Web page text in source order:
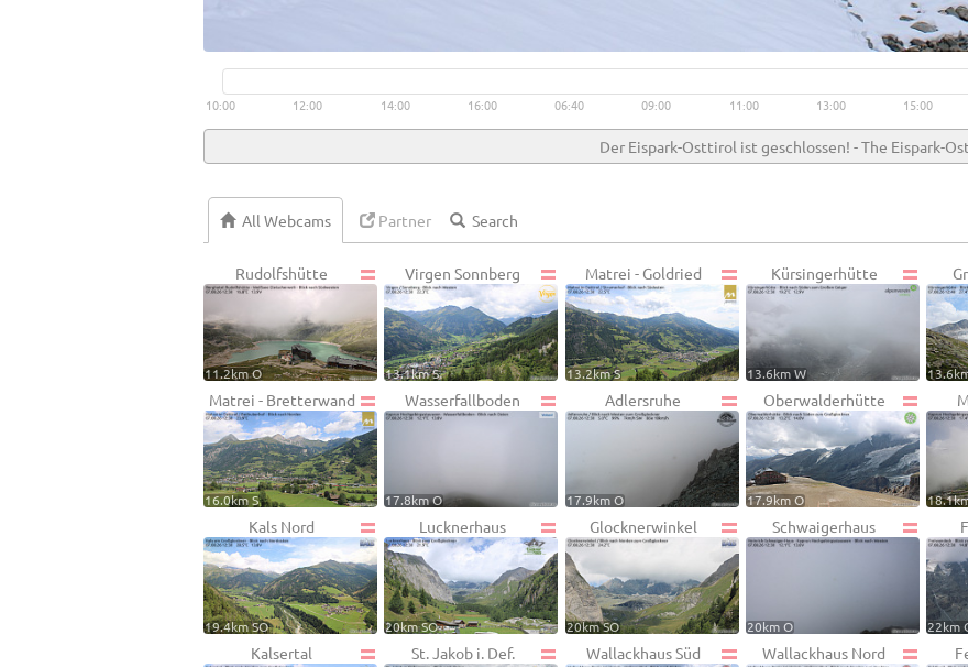
Live video available → View
10:00 12:00 14:00 16:00 06:40 09:00 11:00 13:00 15:00
Der Eispark-Osttirol ist geschlossen! - The Eispark-
All Webcams Partner
Rudolfshütte
11.2km O
Virgen Sonnberg
13.1km S
Matrei - Goldried
13.2km S
Kürsingerhütte
13.6km W
Matrei - Bretterwand
16.0km S
Wasserfallboden
17.8km O
Adlersruhe
17.9km O
Oberwalderhütte
17.9km O
Kals Nord
19.4km SO
Lucknerhaus
20km SO
Glocknerwinkel
20km SO
Schwaigerhaus
20km O 22km
Kalsertal St. Jakob i. Def. Wallackhaus Süd Wallackhaus Nord